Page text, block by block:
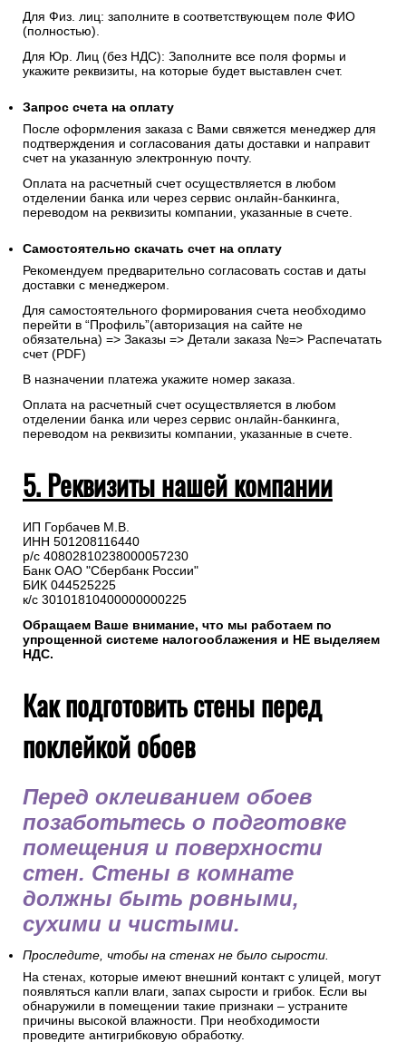
Для Физ. лиц: заполните в соответствующем поле ФИО
(полностью).
Для Юр. Лиц (без НДС): Заполните все поля формы и
укажите реквизиты, на которые будет выставлен счет.
Запрос счета на оплату
После оформления заказа с Вами свяжется менеджер для
подтверждения и согласования даты доставки и направит
счет на указанную электронную почту.
Оплата на расчетный счет осуществляется в любом
отделении банка или через сервис онлайн-банкинга,
переводом на реквизиты компании, указанные в счете.
Самостоятельно скачать счет на оплату
Рекомендуем предварительно согласовать состав и даты
доставки с менеджером.
Для самостоятельного формирования счета необходимо
перейти в “Профиль”(авторизация на сайте не
обязательна) => Заказы => Детали заказа №=> Распечатать
счет (PDF)
В назначении платежа укажите номер заказа.
Оплата на расчетный счет осуществляется в любом
отделении банка или через сервис онлайн-банкинга,
переводом на реквизиты компании, указанные в счете.
5. Реквизиты нашей компании
ИП Горбачев М.В.
ИНН 501208116440
р/с 40802810238000057230
Банк ОАО "Сбербанк России"
БИК 044525225
к/с 30101810400000000225
Обращаем Ваше внимание, что мы работаем по
упрощенной системе налогооблажения и НЕ выделяем
НДС.
Как подготовить стены перед
поклейкой обоев
Перед оклеиванием обоев
позаботьтесь о подготовке
помещения и поверхности
стен. Стены в комнате
должны быть ровными,
сухими и чистыми.
Проследите, чтобы на стенах не было сырости.
На стенах, которые имеют внешний контакт с улицей, могут
появляться капли влаги, запах сырости и грибок. Если вы
обнаружили в помещении такие признаки – устраните
причины высокой влажности. При необходимости
проведите антигрибковую обработку.